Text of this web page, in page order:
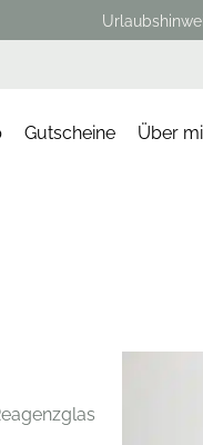
Gutscheine Über